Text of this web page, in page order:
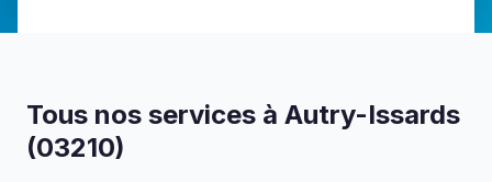
Tous nos services à Autry-Issards
(03210)